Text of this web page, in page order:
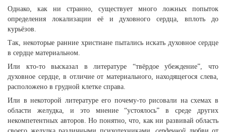
Однако, как ни странно, существует много ложных попыток
определения локализации её и духовного сердца, вплоть до
курьёзов.
Так, некоторые ранние христиане пытались искать духовное сердце
в сердце материальном.
Или кто-то высказал в литературе “твёрдое убеждение”, что
духовное сердце, в отличие от материального, находящегося слева,
расположено в грудной клетке справа.
Или в некоторой литературе его почему-то рисовали на схемах в
области желудка, и это мнение “устоялось” в среде других
некомпетентных авторов. Но понятно, что, как ни развивай область